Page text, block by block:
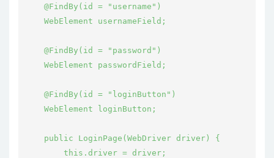
    @FindBy(id = "username")
    WebElement usernameField;
    @FindBy(id = "password")
    WebElement passwordField;
    @FindBy(id = "loginButton")
    WebElement loginButton;
    public LoginPage(WebDriver driver) {
        this.driver = driver;